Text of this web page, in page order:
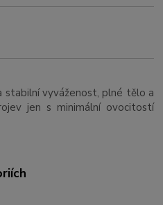
stabilní vyváženost, plné tělo a
jen s minimální ovocitostí